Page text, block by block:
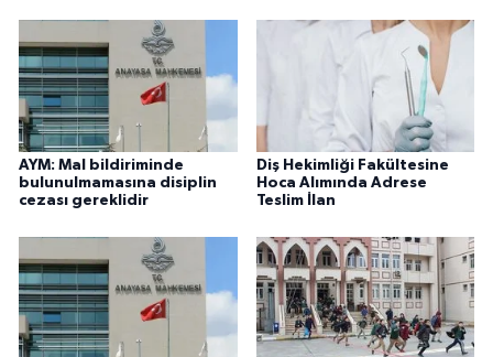
AYM: Mal bildiriminde
bulunulmamasına disiplin
cezası gereklidir
Diş Hekimliği Fakültesine
Hoca Alımında Adrese
Teslim İlan